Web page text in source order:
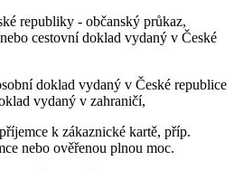
republiky - občanský průkaz,
cestovní doklad vydaný v České
doklad vydaný v České republice
vydaný v zahraničí,
k zákaznické kartě, příp.
nebo ověřenou plnou moc.